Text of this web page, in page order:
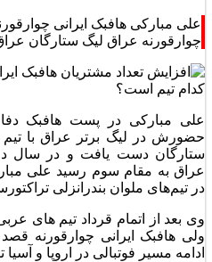
چوارقورنه عراق لیگ ستارگان
علی مبارکی در پست هافبک
حضورش در لیگ برتر عراق با
ستارگان دست یافت و در سال
عراق به مقام سوم رسید علی
در تیم‌های ملوان بندرانزلی
وی بعد از اتمام قرداد تیم های
ولی هافبک ایرانی چوارقورنه
ادامه مسیر فوتبالی در اروپا و آسیا